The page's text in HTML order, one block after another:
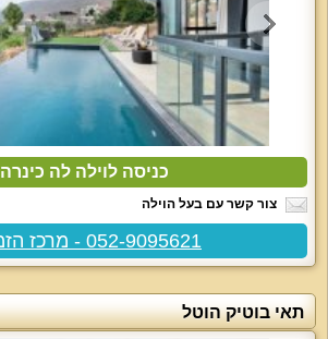
כניסה לוילה לה כינרה
צור קשר עם בעל הוילה
052-9095621 - מרכז הזמנות
תאי בוטיק הוטל